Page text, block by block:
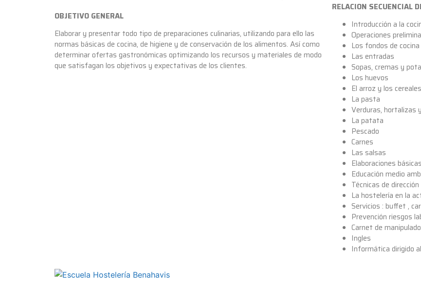
OBJETIVO GENERAL
Elaborar y presentar todo tipo de preparaciones culinarias, utilizando para ello las
normas básicas de cocina, de higiene y de conservación de los alimentos. Así como
determinar ofertas gastronómicas optimizando los recursos y materiales de modo
que satisfagan los objetivos y expectativas de los clientes.
RELACION SECUENCIAL
Introducción a la
Operaciones
Los fondos de cocina
Las entradas
Sopas, cremas y
Los huevos
El arroz y los cereales
La pasta
Verduras, hortalizas
La patata
Pescado
Carnes
Las salsas
Elaboraciones
Educación medio
Técnicas de dirección
La hostelería en la
Servicios : buffet ,
Prevención riesgos
Carnet de
Ingles
Informática dirigido